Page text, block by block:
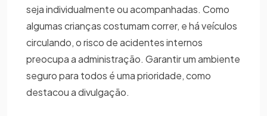
seja individualmente ou acompanhadas. Como
algumas crianças costumam correr, e há veículos
circulando, o risco de acidentes internos
preocupa a administração. Garantir um ambiente
seguro para todos é uma prioridade, como
destacou a divulgação.